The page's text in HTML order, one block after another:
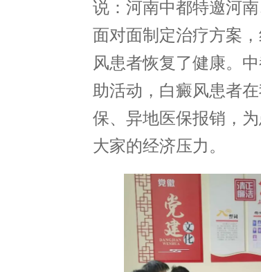
说：河南中都特邀河
面对面制定治疗方案
风患者恢复了健康。
助活动，白癜风患者
保、异地医保报销，
大家的经济压力。